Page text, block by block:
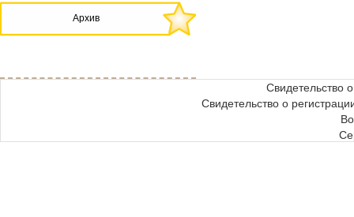
Архив
Свидетельство
Свидетельство о